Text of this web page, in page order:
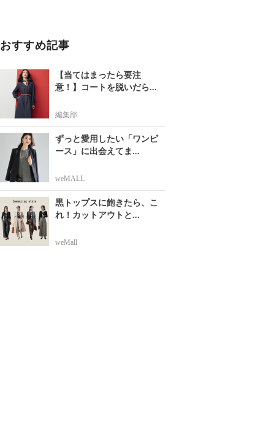
おすすめ記事
【当てはまったら要注
意！】コートを脱いだら...
編集部
ずっと愛用したい「ワンピ
ース」に出会えてま...
weMALL
黒トップスに飽きたら、こ
れ！カットアウトと...
weMall